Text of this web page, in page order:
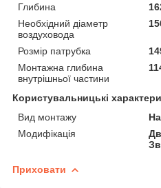
Глибина
Необхідний діаметр
воздуховода
Розмір патрубка
Монтажна глибина
внутрішньої частини
Користувальницькі
Вид монтажу
Модифікація
Приховати